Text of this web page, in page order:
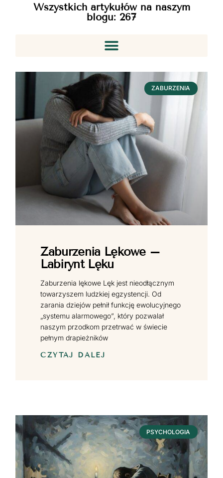
Wszystkich artykułów na naszym
blogu: 267
ZABURZENIA
Zaburzenia Lękowe –
Labirynt Lęku
Zaburzenia lękowe Lęk jest nieodłącznym
towarzyszem ludzkiej egzystencji. Od
zarania dziejów pełnił funkcję ewolucyjnego
„systemu alarmowego”, który pozwalał
naszym przodkom przetrwać w świecie
pełnym drapieżników
CZYTAJ DALEJ
PSYCHOLOGIA